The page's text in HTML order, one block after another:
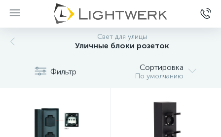
Свет для улицы
Уличные блоки розеток
Фильтр Сортировка
По умолчанию